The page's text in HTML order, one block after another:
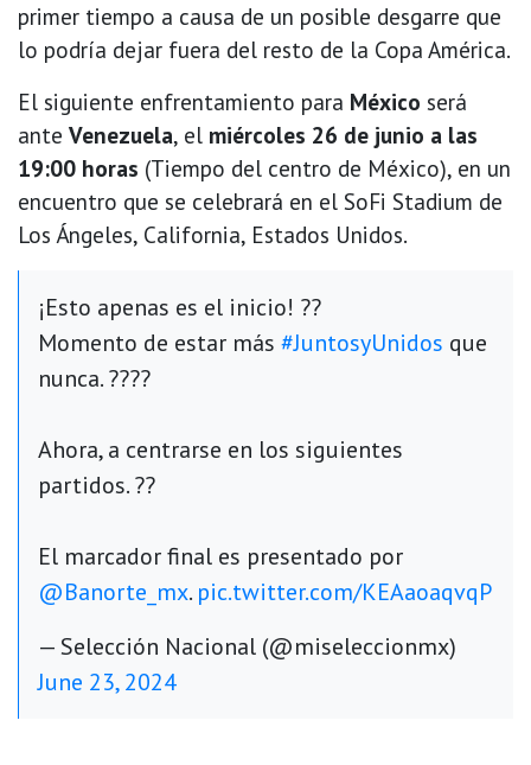
primer tiempo a causa de un posible desgarre que
lo podría dejar fuera del resto de la Copa América.
El siguiente enfrentamiento para México será
ante Venezuela, el miércoles 26 de junio a las
19:00 horas (Tiempo del centro de México), en un
encuentro que se celebrará en el SoFi Stadium de
Los Ángeles, California, Estados Unidos.
¡Esto apenas es el inicio! ??
Momento de estar más #JuntosyUnidos que
nunca. ????
Ahora, a centrarse en los siguientes
partidos. ??
El marcador final es presentado por
@Banorte_mx. pic.twitter.com/KEAaoaqvqP
— Selección Nacional (@miseleccionmx)
June 23, 2024